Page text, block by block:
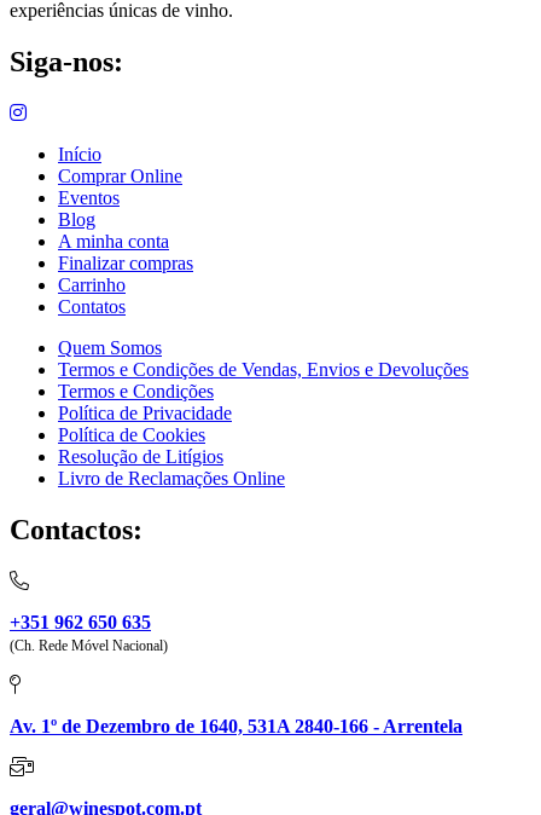
experiências únicas de vinho.
Siga-nos:
Início
Comprar Online
Eventos
Blog
A minha conta
Finalizar compras
Carrinho
Contatos
Quem Somos
Termos e Condições de Vendas, Envios e Devoluções
Termos e Condições
Política de Privacidade
Política de Cookies
Resolução de Litígios
Livro de Reclamações Online
Contactos:
+351 962 650 635
(Ch. Rede Móvel Nacional)
Av. 1º de Dezembro de 1640, 531A 2840-166 - Arrentela
geral@winespot.com.pt